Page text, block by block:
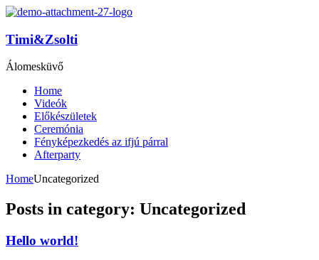
Timi&Zsolti
Álomesküvő
Home
Videók
Előkészületek
Ceremónia
Fényképezkedés az ifjú párral
Afterparty
HomeUncategorized
Posts in category: Uncategorized
Hello world!